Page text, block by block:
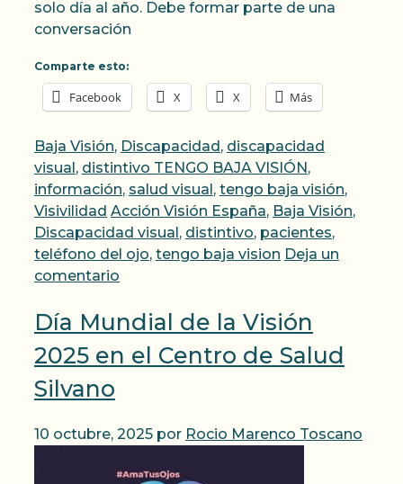
solo día al año. Debe formar parte de una
conversación
Comparte esto:
Facebook X X Más
Categorías
Baja Visión, Discapacidad, discapacidad
visual, distintivo TENGO BAJA VISIÓN,
información, salud visual, tengo baja visión,
Visivilidad Etiquetas
Acción Visión España, Baja Visión,
Discapacidad visual, distintivo, pacientes,
teléfono del ojo, tengo baja vision Deja un
comentario
Día Mundial de la Visión
2025 en el Centro de Salud
Silvano
10 octubre, 2025 por Rocio Marenco Toscano